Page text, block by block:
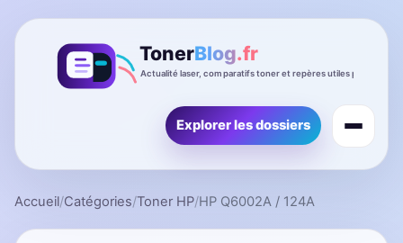
Explorer les dossiers
Accueil/Catégories/Toner HP/HP Q6002A / 124A